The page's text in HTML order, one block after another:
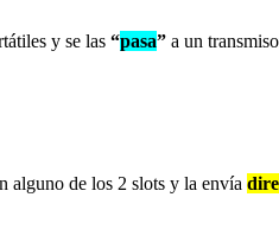
y se las “pasa” a un
alguno de los 2 slots y la envía